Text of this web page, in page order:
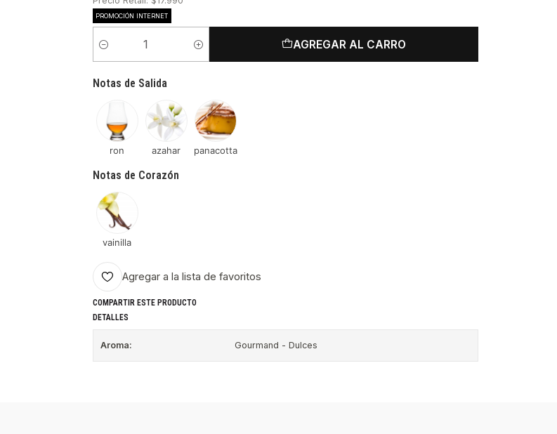
PROMOCIÓN INTERNET
Cantidad
AGREGAR AL CARRO
Notas de Salida
ron azahar panacotta
Notas de Corazón
vainilla
Agregar a la lista de favoritos
COMPARTIR ESTE PRODUCTO
DETALLES
Aroma: Gourmand - Dulces